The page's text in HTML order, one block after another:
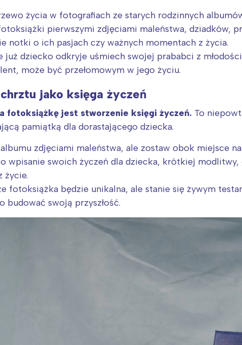
życia w fotografiach ze starych rodzinnych
pierwszymi zdjęciami maleństwa, dziadków,
notki o ich pasjach czy ważnych momentach z życia.
już dziecko odkryje uśmiech swojej prababci z
może być przełomowym w jego życiu.
jako księga życzeń
fotoksiążkę jest stworzenie księgi życzeń. To
pamiątką dla dorastającego dziecka.
zdjęciami maleństwa, ale zostaw obok miejsce
wpisanie swoich życzeń dla dziecka, krótkiej
życie.
fotoksiążka będzie unikalna, ale stanie się żywym
budować swoją przyszłość.
Interesują mnie wydarzenia z tego
Łódź
Trójmiasto
Poznań
Wrocław
Północ
Wszystkie
Wybieram